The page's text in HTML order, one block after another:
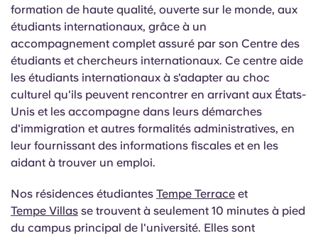
formation de haute qualité, ouverte sur le monde, aux
étudiants internationaux, grâce à un
accompagnement complet assuré par son Centre des
étudiants et chercheurs internationaux. Ce centre aide
les étudiants internationaux à s'adapter au choc
culturel qu'ils peuvent rencontrer en arrivant aux États-
Unis et les accompagne dans leurs démarches
d'immigration et autres formalités administratives, en
leur fournissant des informations fiscales et en les
aidant à trouver un emploi.
Nos résidences étudiantes Tempe Terrace et
Tempe Villas se trouvent à seulement 10 minutes à pied
du campus principal de l'université. Elles sont